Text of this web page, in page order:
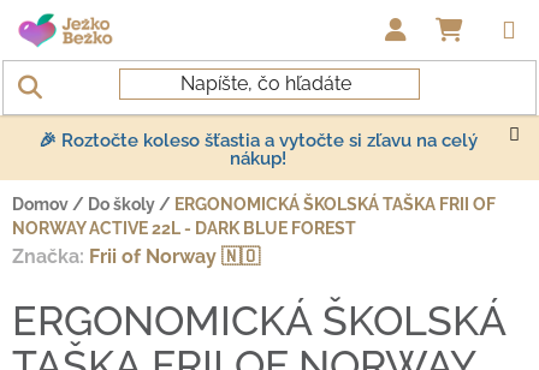
Prejsť na obsah
🎉 Roztočte koleso šťastia a vytočte si zľavu na celý
nákup!
Domov / Do školy / ERGONOMICKÁ ŠKOLSKÁ TAŠKA FRII OF
NORWAY ACTIVE 22L - DARK BLUE FOREST
ERGONOMICKÁ ŠKOLSKÁ
Značka: Frii of Norway 🇳🇴